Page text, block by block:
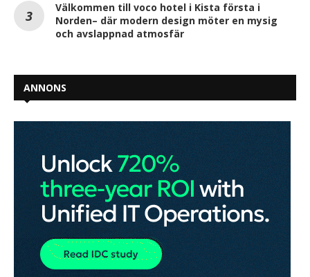
Välkommen till voco hotel i Kista första i
Norden– där modern design möter en mysig
och avslappnad atmosfär
ANNONS